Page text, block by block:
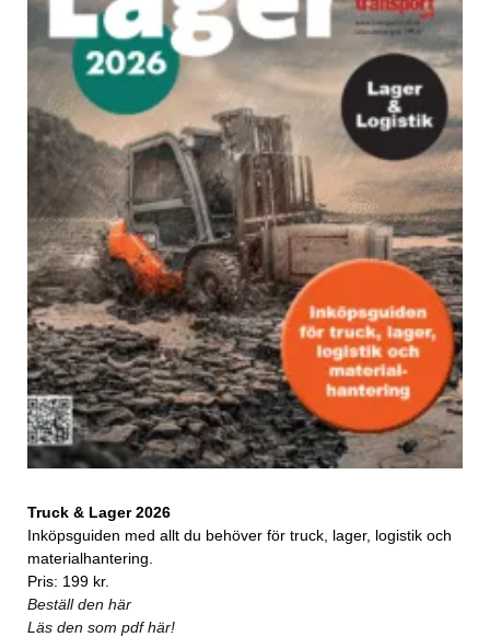
Truck & Lager 2026
Inköpsguiden med allt du behöver för truck, lager, logistik och
materialhantering.
Pris: 199 kr.
Beställ den här
Läs den som pdf här!